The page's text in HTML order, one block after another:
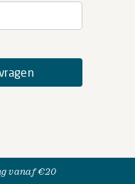
vanaf €20